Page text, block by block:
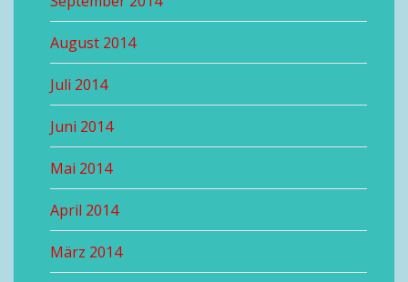
August 2014
Juli 2014
Juni 2014
Mai 2014
April 2014
März 2014